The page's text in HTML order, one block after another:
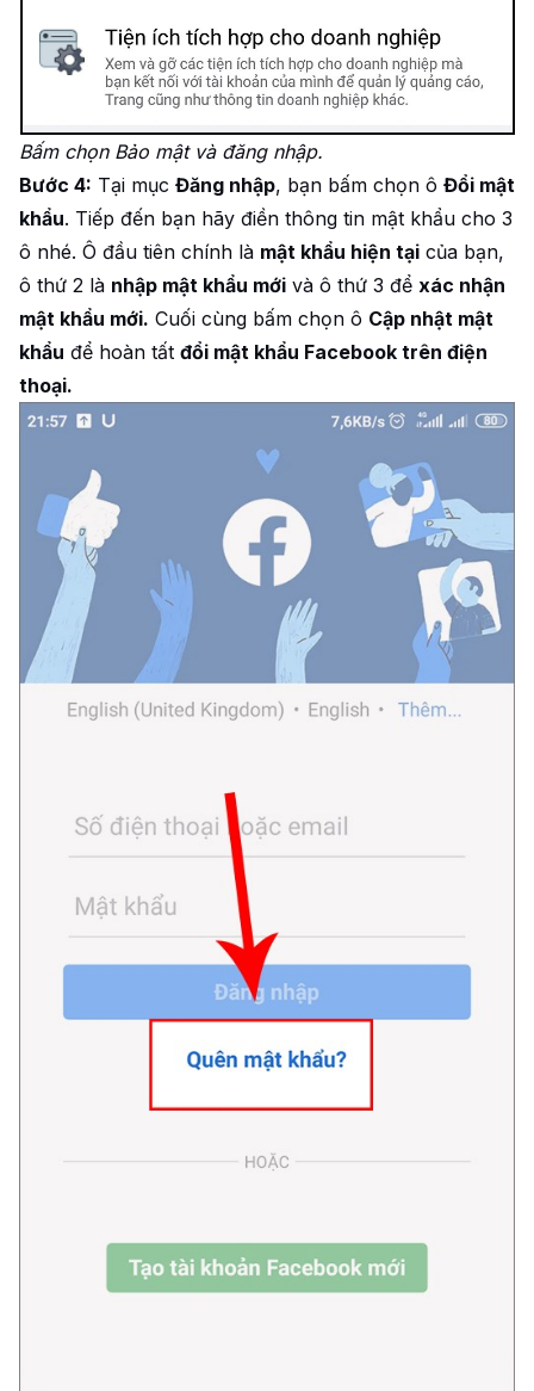
Bấm chọn Bảo mật và đăng nhập.
Bước 4: Tại mục Đăng nhập, bạn bấm chọn ô Đổi mật
khẩu. Tiếp đến bạn hãy điền thông tin mật khẩu cho 3
ô nhé. Ô đầu tiên chính là mật khẩu hiện tại của bạn,
ô thứ 2 là nhập mật khẩu mới và ô thứ 3 để xác nhận
mật khẩu mới. Cuối cùng bấm chọn ô Cập nhật mật
khẩu để hoàn tất đổi mật khẩu Facebook trên điện
thoại.